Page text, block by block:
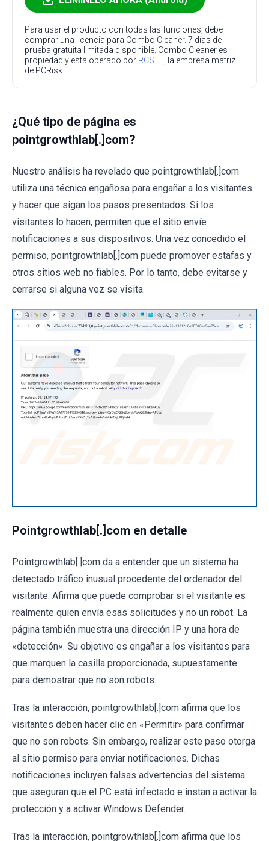
Para usar el producto con todas las funciones, debe
comprar una licencia para Combo Cleaner. 7 días de
prueba gratuita limitada disponible. Combo Cleaner es
propiedad y está operado por RCS LT, la empresa matriz
de PCRisk.
¿Qué tipo de página es
pointgrowthlab[.]com?
Nuestro análisis ha revelado que pointgrowthlab[.]com
utiliza una técnica engañosa para engañar a los visitantes
y hacer que sigan los pasos presentados. Si los
visitantes lo hacen, permiten que el sitio envíe
notificaciones a sus dispositivos. Una vez concedido el
permiso, pointgrowthlab[.]com puede promover estafas y
otros sitios web no fiables. Por lo tanto, debe evitarse y
cerrarse si alguna vez se visita.
Pointgrowthlab[.]com en detalle
Pointgrowthlab[.]com da a entender que un sistema ha
detectado tráfico inusual procedente del ordenador del
visitante. Afirma que puede comprobar si el visitante es
realmente quien envía esas solicitudes y no un robot. La
página también muestra una dirección IP y una hora de
«detección». Su objetivo es engañar a los visitantes para
que marquen la casilla proporcionada, supuestamente
para demostrar que no son robots.
Tras la interacción, pointgrowthlab[.]com afirma que los
visitantes deben hacer clic en «Permitir» para confirmar
que no son robots. Sin embargo, realizar este paso otorga
al sitio permiso para enviar notificaciones. Dichas
notificaciones incluyen falsas advertencias del sistema
que aseguran que el PC está infectado e instan a activar la
protección y a activar Windows Defender.
Tras la interacción, pointgrowthlab[.]com afirma que los